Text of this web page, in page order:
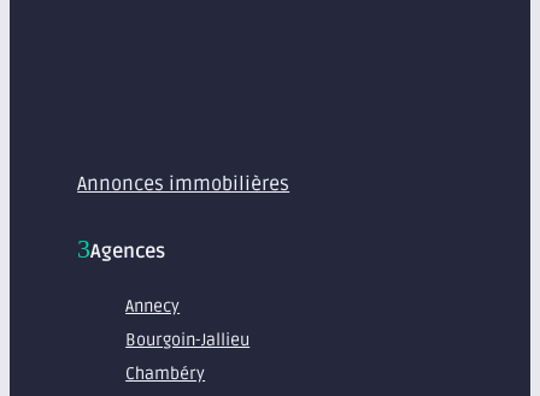
Annonces immobilières
Agences
Annecy
Bourgoin-Jallieu
Chambéry